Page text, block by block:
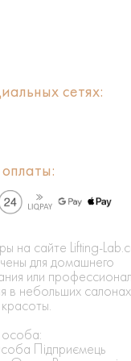
сетях:
на сайте Lifting-
для домашнего
или
в небольших
Підприємець